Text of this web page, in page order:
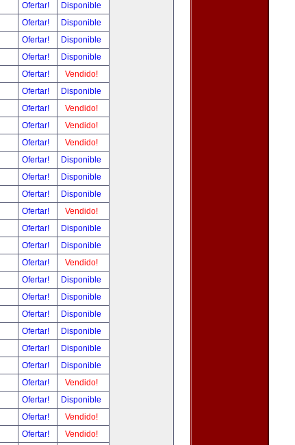
Ofertar!
Disponible
Ofertar!
Disponible
Ofertar!
Disponible
Ofertar!
Disponible
Ofertar!
Vendido!
Ofertar!
Disponible
Ofertar!
Vendido!
Ofertar!
Vendido!
Ofertar!
Vendido!
Ofertar!
Disponible
Ofertar!
Disponible
Ofertar!
Disponible
Ofertar!
Vendido!
Ofertar!
Disponible
Ofertar!
Disponible
Ofertar!
Vendido!
Ofertar!
Disponible
Ofertar!
Disponible
Ofertar!
Disponible
Ofertar!
Disponible
Ofertar!
Disponible
Ofertar!
Disponible
Ofertar!
Vendido!
Ofertar!
Disponible
Ofertar!
Vendido!
Ofertar!
Vendido!